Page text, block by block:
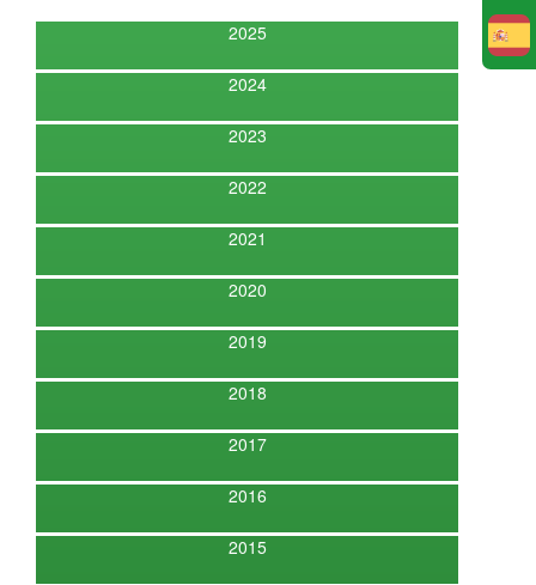
2025
2024
2023
2022
2021
2020
2019
2018
2017
2016
2015